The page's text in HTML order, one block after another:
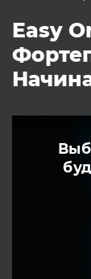
Easy